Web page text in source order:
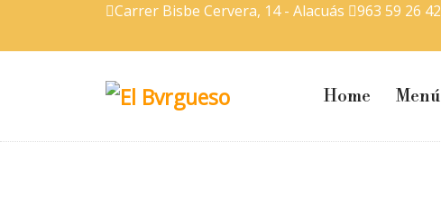
Carrer Bisbe Cervera, 14 - Alacuás 963 59 26 42
Home Menú